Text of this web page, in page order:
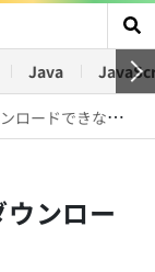
Java
できなくなった
ンロー